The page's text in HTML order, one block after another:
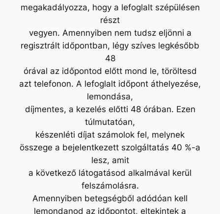
megakadályozza, hogy a lefoglalt szépülésen
részt
vegyen. Amennyiben nem tudsz eljönni a
regisztrált időpontban, légy szíves legkésőbb
48
órával az időpontod előtt mond le, töröltesd
azt telefonon. A lefoglalt időpont áthelyezése,
lemondása,
díjmentes, a kezelés előtti 48 órában. Ezen
túlmutatóan,
készenléti díjat számolok fel, melynek
összege a bejelentkezett szolgáltatás 40 %-a
lesz, amit
a következő látogatásod alkalmával kerül
felszámolásra.
Amennyiben betegségből adódóan kell
lemondanod az időpontot, eltekintek a